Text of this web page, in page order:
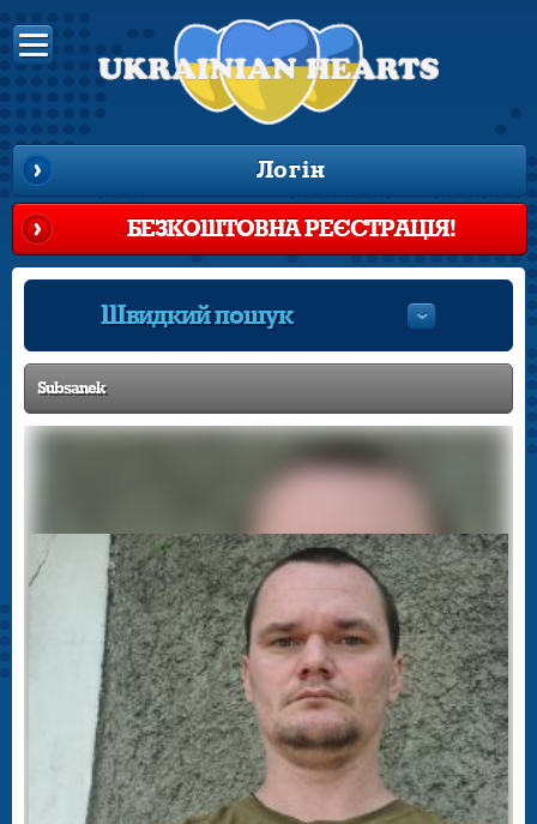
Логін
БЕЗКОШТОВНА РЕЄСТРАЦІЯ!
Швидкий пошук
Subsanek